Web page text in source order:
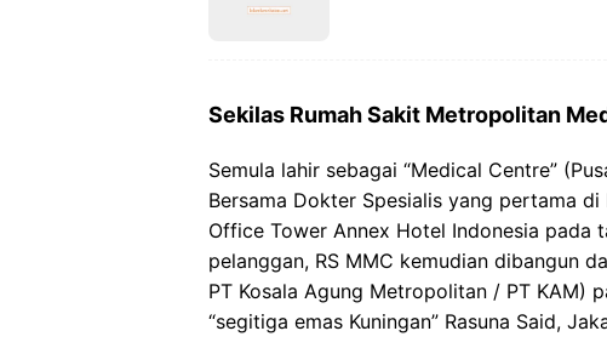
Sekilas Rumah Sakit Metropolitan
Semula lahir sebagai “Medical Centre”
Bersama Dokter Spesialis yang pertama
Office Tower Annex Hotel Indonesia pada
pelanggan, RS MMC kemudian dibangun
PT Kosala Agung Metropolitan / PT KAM)
“segitiga emas Kuningan” Rasuna Said,